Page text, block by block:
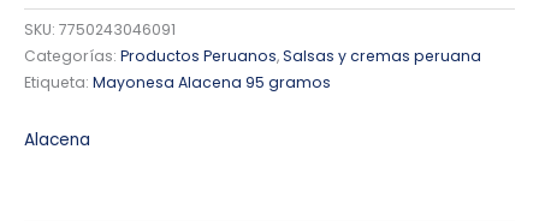
SKU: 7750243046091
Categorías: Productos Peruanos,Salsas y cremas peruana
Etiqueta: Mayonesa Alacena 95 gramos
Alacena